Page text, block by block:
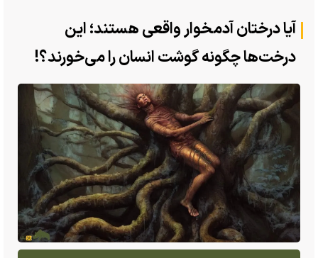
آیا درختان آدمخوار واقعی هستند؛ این
درخت‌ها چگونه گوشت انسان را می‌خورند؟!